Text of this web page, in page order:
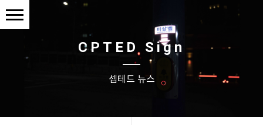
CPTED Sign
셉테드 뉴스